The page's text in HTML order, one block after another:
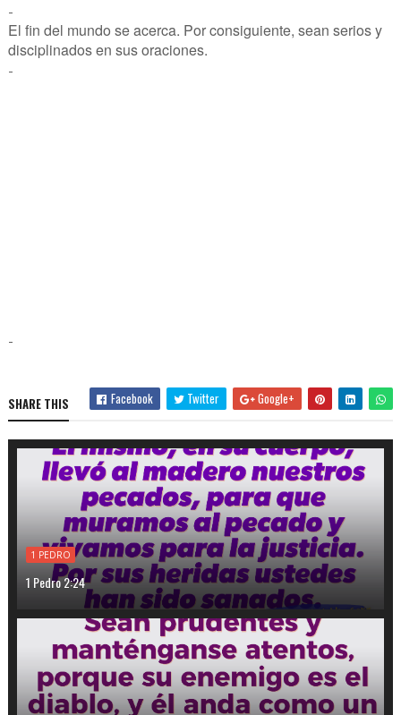
-
El fin del mundo se acerca. Por consiguiente, sean serios y
disciplinados en sus oraciones.
-
-
SHARE THIS Facebook Twitter Google+
1 PEDRO
1 Pedro 2:24